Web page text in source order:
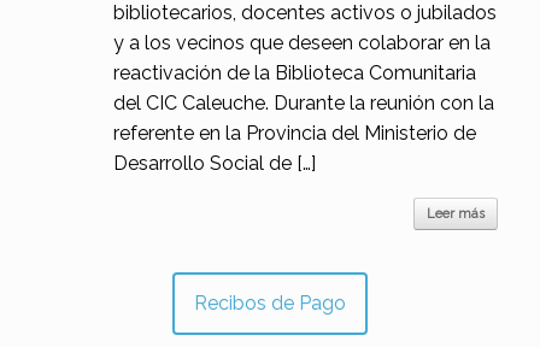
bibliotecarios, docentes activos o jubilados
y a los vecinos que deseen colaborar en la
reactivación de la Biblioteca Comunitaria
del CIC Caleuche. Durante la reunión con la
referente en la Provincia del Ministerio de
Desarrollo Social de […]
Leer más
Recibos de Pago